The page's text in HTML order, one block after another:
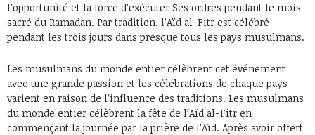
l’opportunité et la force d’exécuter Ses ordres pendant le mois
sacré du Ramadan. Par tradition, l’Aïd al-Fitr est célébré
pendant les trois jours dans presque tous les pays musulmans.
Les musulmans du monde entier célèbrent cet événement
avec une grande passion et les célébrations de chaque pays
varient en raison de l’influence des traditions. Les musulmans
du monde entier célèbrent la fête de l’Aïd al-Fitr en
commençant la journée par la prière de l’Aïd. Après avoir offert